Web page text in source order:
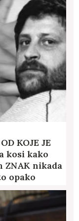
KOJE JE
kosi kako
ZNAK nikada
opako